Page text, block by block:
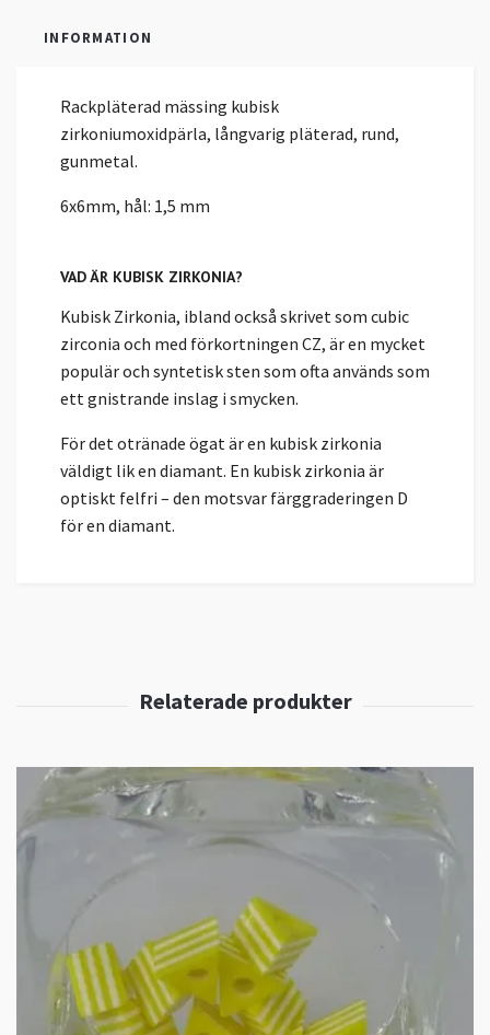
INFORMATION
Rackpläterad mässing kubisk
zirkoniumoxidpärla, långvarig pläterad, rund,
gunmetal.
6x6mm, hål: 1,5 mm
VAD ÄR KUBISK ZIRKONIA?
Kubisk Zirkonia, ibland också skrivet som cubic
zirconia och med förkortningen CZ, är en mycket
populär och syntetisk sten som ofta används som
ett gnistrande inslag i smycken.
För det otränade ögat är en kubisk zirkonia
väldigt lik en diamant. En kubisk zirkonia är
optiskt felfri – den motsvar färggraderingen D
för en diamant.